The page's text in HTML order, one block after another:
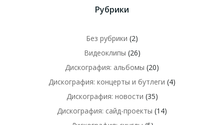
Рубрики
Без рубрики (2)
Видеоклипы (26)
Дискография: альбомы (20)
Дискография: концерты и бутлеги (4)
Дискография: новости (35)
Дискография: сайд-проекты (14)